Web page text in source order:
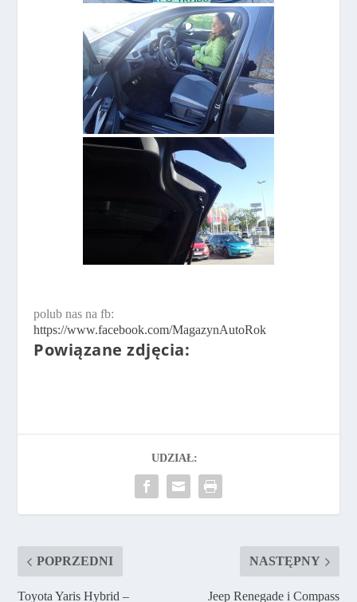
polub nas na fb:
https://www.facebook.com/MagazynAutoRok
Powiązane zdjęcia:
UDZIAŁ:
POPRZEDNI
Toyota Yaris Hybrid –
NASTĘPNY
Jeep Renegade i Compass